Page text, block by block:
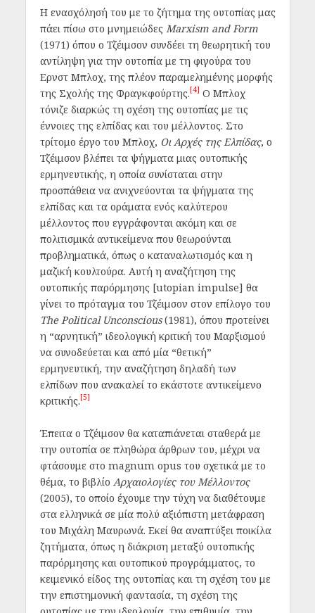
Η ενασχόλησή του με το ζήτημα της ουτοπίας μας
πάει πίσω στο μνημειώδες Marxism and Form
(1971) όπου ο Τζέιμσον συνδέει τη θεωρητική του
αντίληψη για την ουτοπία με τη φιγούρα του
Ερνστ Μπλοχ, της πλέον παραμελημένης μορφής
της Σχολής της Φραγκφούρτης.[4] Ο Μπλοχ
τόνιζε διαρκώς τη σχέση της ουτοπίας με τις
έννοιες της ελπίδας και του μέλλοντος. Στο
τρίτομο έργο του Μπλοχ, Οι Αρχές της Ελπίδας, ο
Τζέιμσον βλέπει τα ψήγματα μιας ουτοπικής
ερμηνευτικής, η οποία συνίσταται στην
προσπάθεια να ανιχνεύονται τα ψήγματα της
ελπίδας και τα οράματα ενός καλύτερου
μέλλοντος που εγγράφονται ακόμη και σε
πολιτισμικά αντικείμενα που θεωρούνται
προβληματικά, όπως ο καταναλωτισμός και η
μαζική κουλτούρα. Αυτή η αναζήτηση της
ουτοπικής παρόρμησης [utopian impulse] θα
γίνει το πρόταγμα του Τζέιμσον στον επίλογο του
The Political Unconscious(1981), όπου προτείνει
η “αρνητική” ιδεολογική κριτική του Μαρξισμού
να συνοδεύεται και από μία “θετική”
ερμηνευτική, την αναζήτηση δηλαδή των
ελπίδων που ανακαλεί το εκάστοτε αντικείμενο
κριτικής.[5]
Έπειτα ο Τζέιμσον θα καταπιάνεται σταθερά με
την ουτοπία σε πληθώρα άρθρων του, μέχρι να
φτάσουμε στο magnum opus του σχετικά με το
θέμα, το βιβλίο Αρχαιολογίες του Μέλλοντος
(2005), το οποίο έχουμε την τύχη να διαθέτουμε
στα ελληνικά σε μία πολύ αξιόπιστη μετάφραση
του Μιχάλη Μαυρωνά. Εκεί θα αναπτύξει ποικίλα
ζητήματα, όπως η διάκριση μεταξύ ουτοπικής
παρόρμησης και ουτοπικού προγράμματος, το
κειμενικό είδος της ουτοπίας και τη σχέση του με
την επιστημονική φαντασία, τη σχέση της